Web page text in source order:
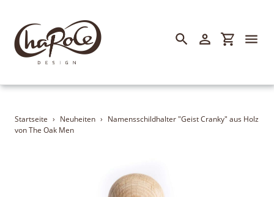
zum
SuchenEinloggen
Geschenke & Lifestyle
Startseite › Neuheiten › Namensschildhalter "Geist Cranky" aus Holz
von The Oak Men